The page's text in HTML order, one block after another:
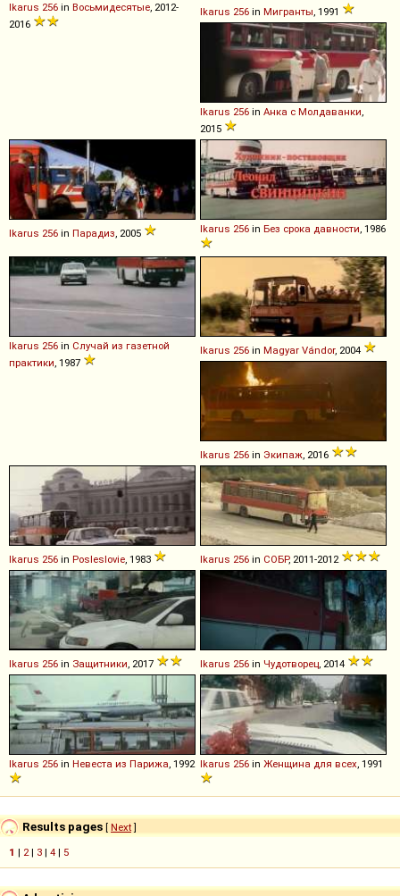
Ikarus 256 in Восьмидесятые, 2012-
2016
Ikarus 256 in Мигранты, 1991
Ikarus 256 in Анка с Молдаванки,
2015
Ikarus 256 in Парадиз, 2005 Ikarus 256 in Без срока давности, 1986
Ikarus 256 in Случай из газетной
практики, 1987
Ikarus 256 in Magyar Vándor, 2004
Ikarus 256 in Экипаж, 2016
Ikarus 256 in Posleslovie, 1983 Ikarus 256 in СОБР, 2011-2012
Ikarus 256 in Защитники, 2017 Ikarus 256 in Чудотворец, 2014
Ikarus 256 in Невеста из Парижа, 1992 Ikarus 256 in Женщина для всех, 1991
Results pages [ Next]
1 | 2| 3 | 4 | 5